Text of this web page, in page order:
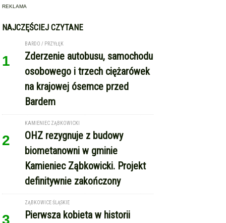
REKLAMA
NAJCZĘŚCIEJ CZYTANE
1
BARDO / PRZYŁĘK
Zderzenie autobusu, samochodu
osobowego i trzech ciężarówek
na krajowej ósemce przed
Bardem
2
KAMIENIEC ZĄBKOWICKI
OHZ rezygnuje z budowy
biometanowni w gminie
Kamieniec Ząbkowicki. Projekt
definitywnie zakończony
ZĄBKOWICE ŚLĄSKIE
Pierwsza kobieta w historii